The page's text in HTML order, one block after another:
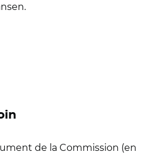
de la Commission (en